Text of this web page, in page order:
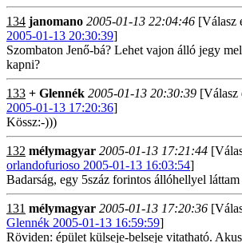
134 janomano 2005-01-13 22:04:46 [Válasz
2005-01-13 20:30:39]
Szombaton Jenő-bá? Lehet vajon álló jegy
kapni?
133 + Glennék 2005-01-13 20:30:39 [Válasz
2005-01-13 17:20:36]
Kössz:-)))
132 mélymagyar 2005-01-13 17:21:44
orlandofurioso 2005-01-13 16:03:54]
Badarság, egy 5száz forintos állóhellyel
131 mélymagyar 2005-01-13 17:20:36
Glennék 2005-01-13 16:59:59]
Röviden: épület külseje-belseje vitatható.